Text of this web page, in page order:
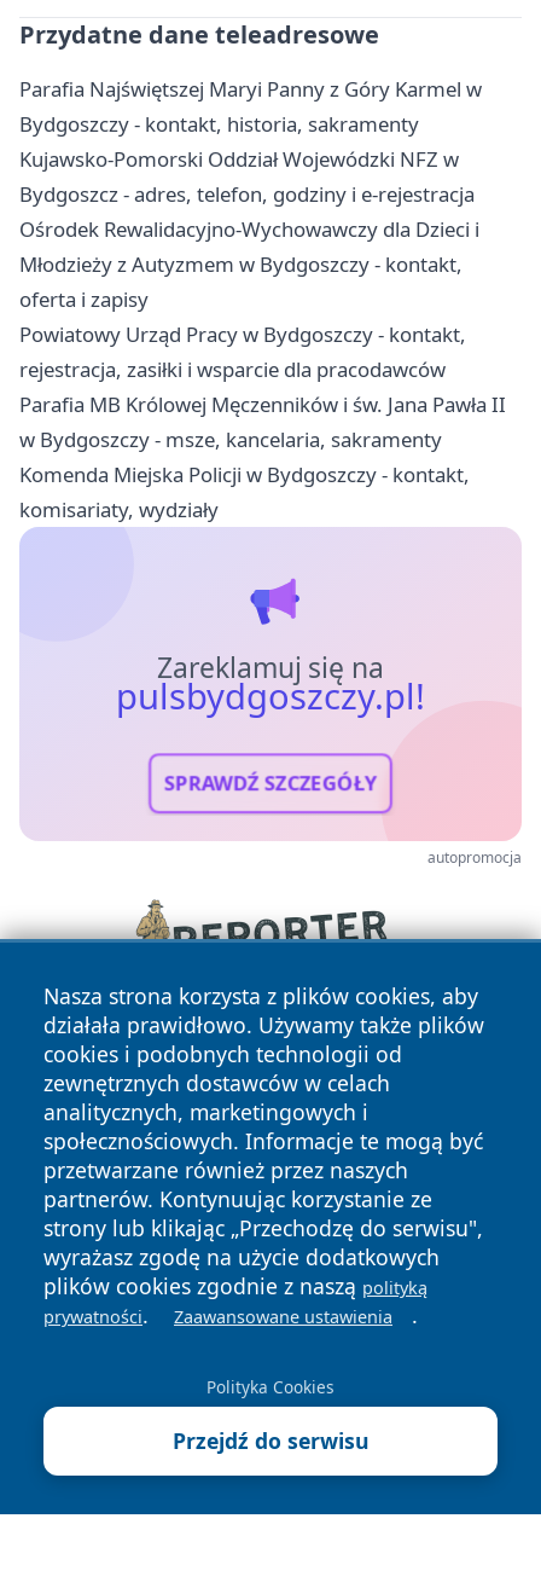
Przydatne dane teleadresowe
Parafia Najświętszej Maryi Panny z Góry Karmel w
Bydgoszczy - kontakt, historia, sakramenty
Kujawsko-Pomorski Oddział Wojewódzki NFZ w
Bydgoszcz - adres, telefon, godziny i e-rejestracja
Ośrodek Rewalidacyjno-Wychowawczy dla Dzieci i
Młodzieży z Autyzmem w Bydgoszczy - kontakt,
oferta i zapisy
Powiatowy Urząd Pracy w Bydgoszczy - kontakt,
rejestracja, zasiłki i wsparcie dla pracodawców
Parafia MB Królowej Męczenników i św. Jana Pawła II
w Bydgoszczy - msze, kancelaria, sakramenty
Komenda Miejska Policji w Bydgoszczy - kontakt,
komisariaty, wydziały
Zareklamuj się na
pulsbydgoszczy.pl!
SPRAWDŹ SZCZEGÓŁY
autopromocja
Nasza strona korzysta z plików cookies, aby
działała prawidłowo. Używamy także plików
cookies i podobnych technologii od
zewnętrznych dostawców w celach
analitycznych, marketingowych i
społecznościowych. Informacje te mogą być
przetwarzane również przez naszych
partnerów. Kontynuując korzystanie ze
strony lub klikając „Przechodzę do serwisu",
wyrażasz zgodę na użycie dodatkowych
plików cookies zgodnie z naszą polityką
prywatności. Zaawansowane ustawienia .
Polityka Cookies
Przejdź do serwisu
Copyright © 2026 pulsbydgoszczy.pl Wszystkie prawa
zastrzeżone.
News Autorzy
Polityka
Prywatności
Polityka
Cookies